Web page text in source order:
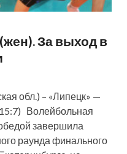
За выход в
обл.) – «Липецк» —
15:7) Волейбольная
завершила
раунда финального